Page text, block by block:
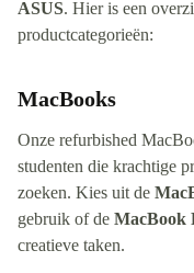
ASUS. Hier is een
productcategorieën:
MacBooks
Onze refurbished
studenten die krachtige
zoeken. Kies uit de
gebruik of de MacBook
creatieve taken.